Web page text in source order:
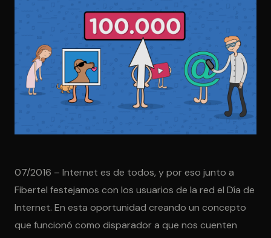
07/2016 – Internet es de todos, y por eso junto a
Fibertel festejamos con los usuarios de la red el Día de
Internet. En esta oportunidad creando un concepto
que funcionó como disparador a que nos cuenten